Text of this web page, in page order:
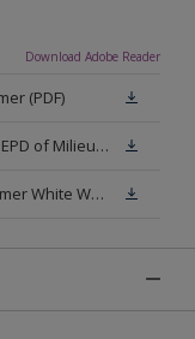
Download Adobe Reader
(PDF)
Sikkens Interior Wallpaints Primer - EPD of Milieuproductverklaring
Veiligheidsinformatieblad Alpha Primer White W05 (MSDS)